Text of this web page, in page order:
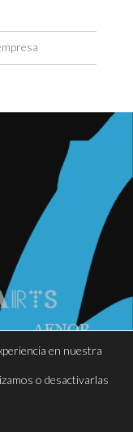
|
en nuestra
o desactivarlas